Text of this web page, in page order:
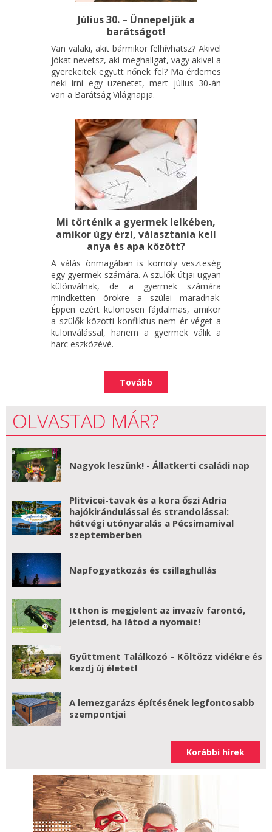
2 fő felett: 12.500 Ft, amellyel kifizeted Abigél 1
A Jótékonysági sütivásárra is szeretettel fogadjuk a
felajánlásokat. Kérlek, ha sütnél valamit, azt szintén a
megadott email címen jelezd (azzal egyetemben, hogy sóssal
Ha nem tudsz eljönni, de szeretnél minket támogatni, van
lehetőséged támogatói jegy vásárlására is, melynek ára
szintén 6500 Ft vagy 12.500 Ft.
Támogatói jegy váltása itt
Július 30. – Ünnepeljük a
barátságot!
Van valaki, akit bármikor felhívhatsz? Akivel
jókat nevetsz, aki meghallgat, vagy akivel a
gyerekeitek együtt nőnek fel? Ma érdemes
neki írni egy üzenetet, mert július 30-án
van a Barátság Világnapja.
Mi történik a gyermek lelkében,
amikor úgy érzi, választania kell
anya és apa között?
A válás önmagában is komoly veszteség
egy gyermek számára. A szülők útjai ugyan
különválnak, de a gyermek számára
mindketten örökre a szülei maradnak.
Éppen ezért különösen fájdalmas, amikor
a szülők közötti konfliktus nem ér véget a
különválással, hanem a gyermek válik a
harc eszközévé.
Tovább
OLVASTAD MÁR?
Nagyok leszünk! - Állatkerti családi nap
Plitvicei-tavak és a kora őszi Adria
hajókirándulással és strandolással:
hétvégi utónyaralás a Pécsimamival
szeptemberben
Napfogyatkozás és csillaghullás
Itthon is megjelent az invazív farontó,
jelentsd, ha látod a nyomait!
Gyüttment Találkozó – Költözz vidékre és
kezdj új életet!
A lemezgarázs építésének legfontosabb
szempontjai
Korábbi hírek